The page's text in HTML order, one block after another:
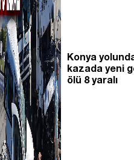
Konya
kazada yeni
ölü 8 yaralı